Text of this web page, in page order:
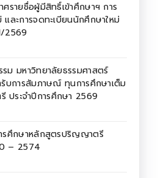
รายชื่อผู้มีสิทธิ์เข้าศึกษาฯ การ
ละการจดทะเบียนนักศึกษาใหม่
2569
ม มหาวิทยาลัยธรรมศาสตร์
รับการสัมภาษณ์ ทุนการศึกษาเต็ม
ประจำปีการศึกษา 2569
ารศึกษาหลักสูตรปริญญาตรี
– 2574